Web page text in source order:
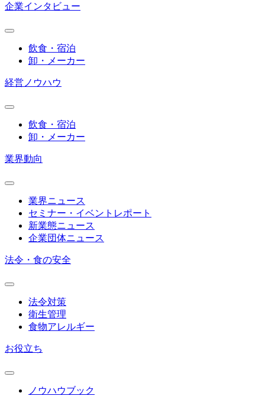
企業インタビュー
飲食・宿泊
卸・メーカー
経営ノウハウ
飲食・宿泊
卸・メーカー
業界動向
業界ニュース
セミナー・イベントレポート
新業態ニュース
企業団体ニュース
法令・食の安全
法令対策
衛生管理
食物アレルギー
お役立ち
ノウハウブック